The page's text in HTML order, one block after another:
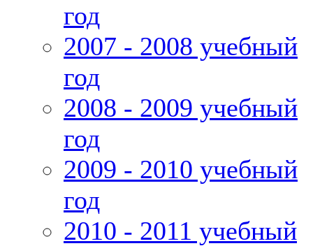
год
2007 - 2008 учебный
год
2008 - 2009 учебный
год
2009 - 2010 учебный
год
2010 - 2011 учебный